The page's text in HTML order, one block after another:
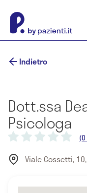
Indietro
Dott.ssa
Psicologa
Viale Cossetti,